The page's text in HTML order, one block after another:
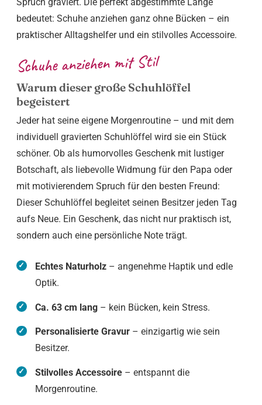
bedeutet: Schuhe anziehen ganz ohne Bücken – ein
praktischer Alltagshelfer und ein stilvolles Accessoire.
Schuhe anziehen mit Stil
Warum dieser große Schuhlöffel
begeistert
Jeder hat seine eigene Morgenroutine – und mit dem
individuell gravierten Schuhlöffel wird sie ein Stück
schöner. Ob als humorvolles Geschenk mit lustiger
Botschaft, als liebevolle Widmung für den Papa oder
mit motivierendem Spruch für den besten Freund:
Dieser Schuhlöffel begleitet seinen Besitzer jeden Tag
aufs Neue. Ein Geschenk, das nicht nur praktisch ist,
sondern auch eine persönliche Note trägt.
Echtes Naturholz– angenehme Haptik und edle
Optik.
Ca. 63 cm lang– kein Bücken, kein Stress.
Personalisierte Gravur– einzigartig wie sein
Besitzer.
Stilvolles Accessoire– entspannt die
Morgenroutine.